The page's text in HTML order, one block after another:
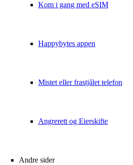
Kom i gang med eSIM
Happybytes appen
Mistet eller frastjålet telefon
Angrerett og Eierskifte
Andre sider